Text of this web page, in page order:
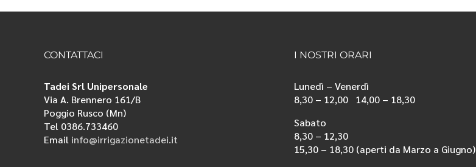
CONTATTACI
Tadei Srl Unipersonale
Via A. Brennero 161/B
Poggio Rusco (Mn)
Tel 0386.733460
Email info@irrigazionetadei.it
I NOSTRI ORARI
Lunedì – Venerdì
8,30 – 12,00 14,00 – 18,30
Sabato
8,30 – 12,30
15,30 – 18,30 (aperti da Marzo a Giugno)